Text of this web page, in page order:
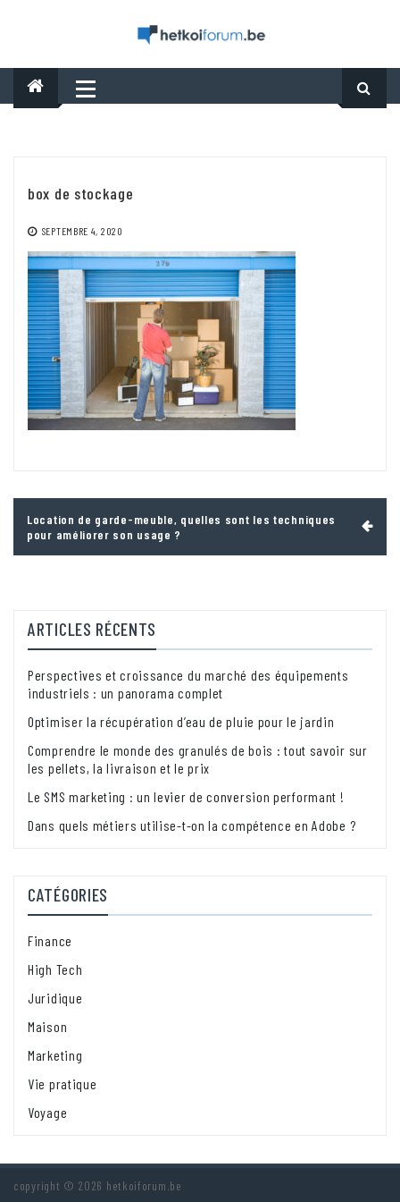
box de stockage
SEPTEMBRE 4, 2020
de
l’article
Location de garde-meuble, quelles sont les techniques
pour améliorer son usage ?
ARTICLES RÉCENTS
Perspectives et croissance du marché des équipements
industriels : un panorama complet
Optimiser la récupération d’eau de pluie pour le jardin
Comprendre le monde des granulés de bois : tout savoir sur
les pellets, la livraison et le prix
Le SMS marketing : un levier de conversion performant !
Dans quels métiers utilise-t-on la compétence en Adobe ?
CATÉGORIES
Finance
High Tech
Juridique
Maison
Marketing
Vie pratique
Voyage
copyright © 2026 hetkoiforum.be